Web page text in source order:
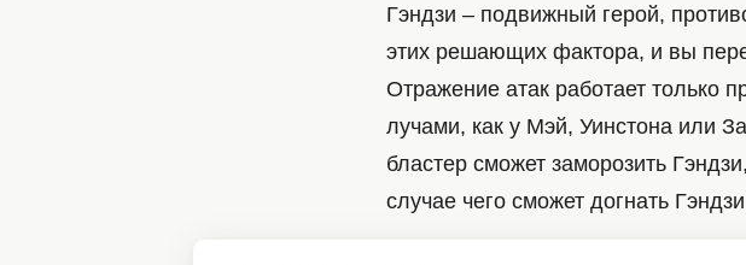
Гэндзи – подвижный герой,
этих решающих фактора, и вы
Отражение атак работает только
лучами, как у Мэй, Уинстона или
бластер сможет заморозить
случае чего сможет догнать